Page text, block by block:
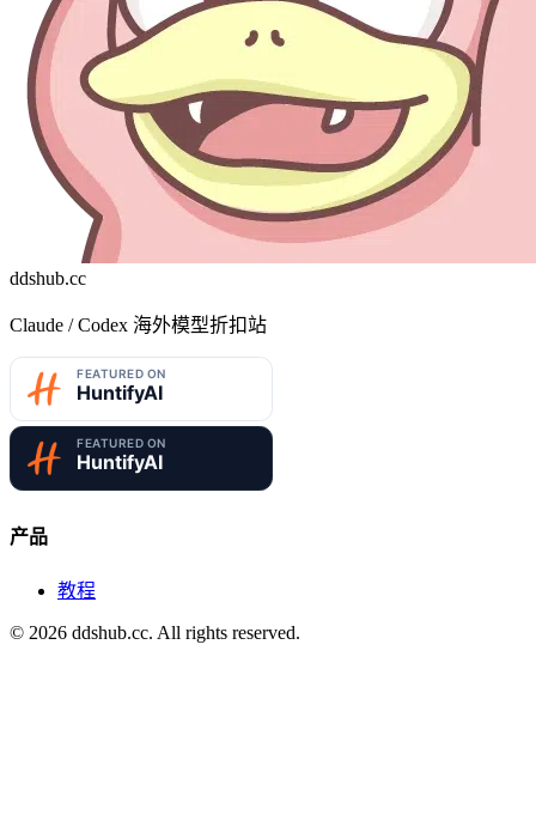
ddshub.cc
Claude / Codex 海外模型折扣站
产品
教程
© 2026 ddshub.cc. All rights reserved.